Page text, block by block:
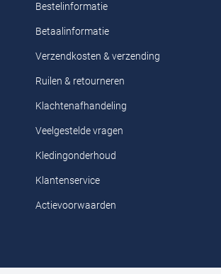
Bestelinformatie
Betaalinformatie
Verzendkosten & verzending
Ruilen & retourneren
Klachtenafhandeling
Veelgestelde vragen
Kledingonderhoud
Klantenservice
Actievoorwaarden